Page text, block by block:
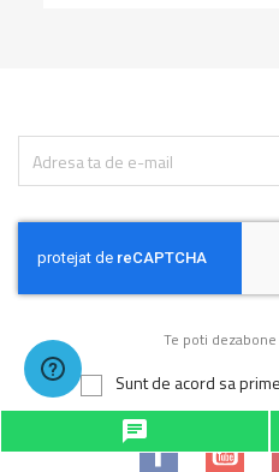
Te poti
Sunt de acord sa
Facebook
chat